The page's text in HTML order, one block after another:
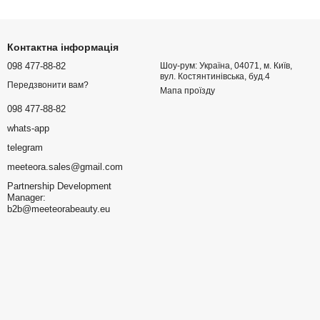
Контактна інформація
098 477-88-82
Передзвонити вам?
098 477-88-82
whats-app
telegram
meeteora.sales@gmail.com
Partnership Development
Manager:
b2b@meeteorabeauty.eu
Шоу-рум: Україна, 04071, м. Київ,
вул. Костянтинівська, буд.4
Мапа проїзду